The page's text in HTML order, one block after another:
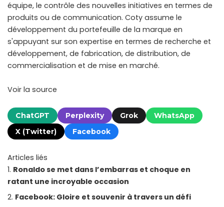
équipe, le contrôle des nouvelles initiatives en termes de
produits ou de communication. Coty assume le
développement du portefeuille de la marque en
s'appuyant sur son expertise en termes de recherche et
développement, de fabrication, de distribution, de
commercialisation et de mise en marché.
Voir la source
ChatGPT Perplexity Grok
WhatsApp
X (Twitter)
Facebook
Articles liés
Ronaldo se met dans l’embarras et choque en
ratant une incroyable occasion
Facebook: Gloire et souvenir à travers un défi